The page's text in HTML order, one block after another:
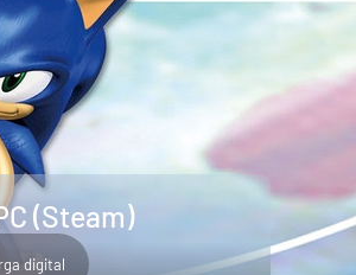
(Steam)
digital